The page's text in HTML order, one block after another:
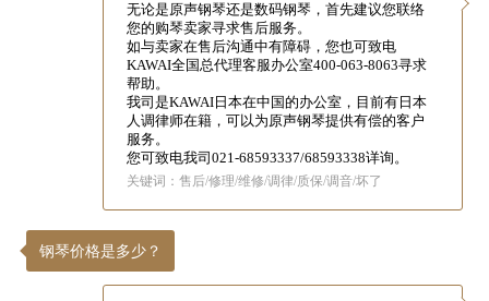
无论是原声钢琴还是数码钢琴，首先建议您联络
您的购琴卖家寻求售后服务。
如与卖家在售后沟通中有障碍，您也可致电
KAWAI全国总代理客服办公室400-063-8063寻求
帮助。
我司是KAWAI日本在中国的办公室，目前有日本
人调律师在籍，可以为原声钢琴提供有偿的客户
服务。
您可致电我司021-68593337/68593338详询。
关键词：售后/修理/维修/调律/质保/调音/坏了
钢琴价格是多少？